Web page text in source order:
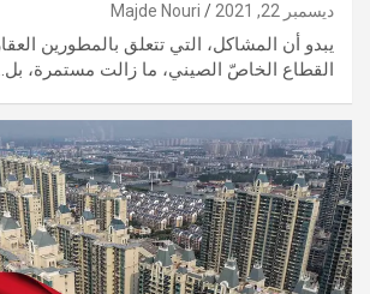
ديسمبر 22, 2021 Majde Nouri
يبدو أن المشاكل، التي تتعلق بالمطورين
القطاع الخاصّ الصيني، ما زالت مستمرة،